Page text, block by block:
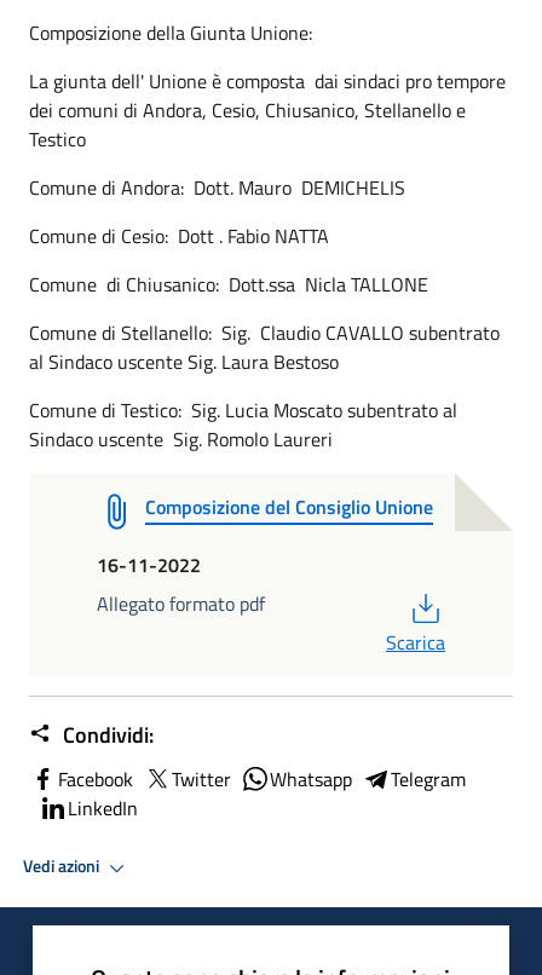
Composizione della Giunta Unione:
La giunta dell' Unione è composta dai sindaci pro tempore
dei comuni di Andora, Cesio, Chiusanico, Stellanello e
Testico
Comune di Andora: Dott. Mauro DEMICHELIS
Comune di Cesio: Dott . Fabio NATTA
Comune di Chiusanico: Dott.ssa Nicla TALLONE
Comune di Stellanello: Sig. Claudio CAVALLO subentrato
al Sindaco uscente Sig. Laura Bestoso
Comune di Testico: Sig. Lucia Moscato subentrato al
Sindaco uscente Sig. Romolo Laureri
Composizione del Consiglio Unione
16-11-2022
Allegato formato pdf
Scarica
Condividi:
Facebook Twitter Whatsapp
Telegram
LinkedIn
Vedi azioni